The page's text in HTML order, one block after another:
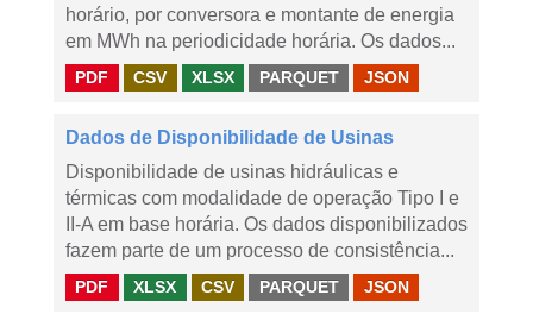
horário, por conversora e montante de energia
em MWh na periodicidade horária. Os dados...
PDF CSV XLSX PARQUET JSON
Dados de Disponibilidade de Usinas
Disponibilidade de usinas hidráulicas e
térmicas com modalidade de operação Tipo I e
II-A em base horária. Os dados disponibilizados
fazem parte de um processo de consistência...
PDF XLSX CSV PARQUET JSON